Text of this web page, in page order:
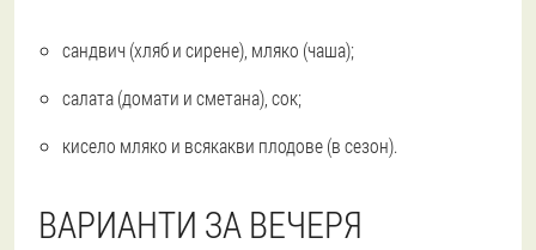
сандвич (хляб и сирене), мляко (чаша);
салата (домати и сметана), сок;
кисело мляко и всякакви плодове (в сезон).
ВАРИАНТИ ЗА ВЕЧЕРЯ